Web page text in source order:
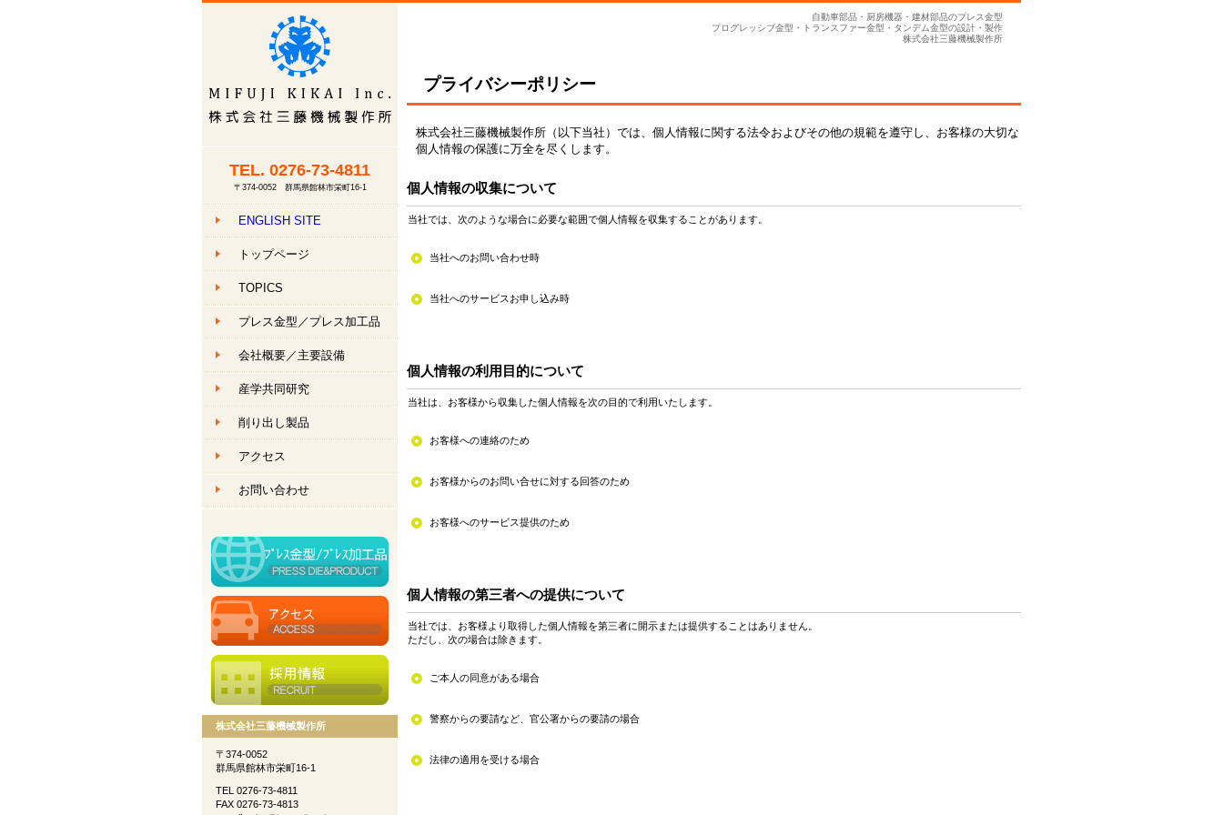
自動車部品・厨房機器・建材部品のプレス金型
プログレッシブ金型・トランスファー金型・タンデム金型の設計・製作
株式会社三藤機械製作所
TEL. 0276-73-4811
〒374-0052 群馬県館林市栄町16-1
プライバシーポリシー
株式会社三藤機械製作所（以下当社）では、個人情報に関する法令およびその他の規範を遵守し、お客様の大切な
個人情報の保護に万全を尽くします。
個人情報の収集について
当社では、次のような場合に必要な範囲で個人情報を収集することがあります。
当社へのお問い合わせ時
当社へのサービスお申し込み時
個人情報の利用目的について
当社は、お客様から収集した個人情報を次の目的で利用いたします。
お客様への連絡のため
お客様からのお問い合せに対する回答のため
お客様へのサービス提供のため
個人情報の第三者への提供について
当社では、お客様より取得した個人情報を第三者に開示または提供することはありません。
ただし、次の場合は除きます。
ご本人の同意がある場合
警察からの要請など、官公署からの要請の場合
法律の適用を受ける場合
ENGLISH SITE
トップページ
TOPICS
プレス金型／プレス加工品
会社概要／主要設備
産学共同研究
創作ものづくり削り出し製品
創作ものづくり
アクセス
お問い合わせ
株式会社三藤機械製作所
〒374-0052
群馬県館林市栄町16-1
TEL 0276-73-4811
FAX 0276-73-4813